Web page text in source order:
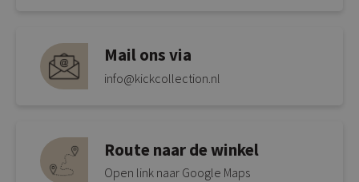
Mail ons via
info@kickcollection.nl
Route naar de winkel
Open link naar Google Maps